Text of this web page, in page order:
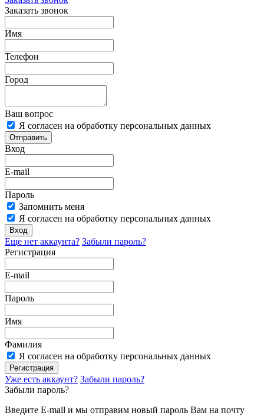
Заказать звонок
Имя
Телефон
Город
Ваш вопрос
Я согласен на обработку персональных данных
Отправить
Вход
E-mail
Пароль
Запомнить меня
Я согласен на обработку персональных данных
Вход
Еще нет аккаунта? Забыли пароль?
Регистрация
E-mail
Пароль
Имя
Фамилия
Я согласен на обработку персональных данных
Регистрация
Уже есть аккаунт? Забыли пароль?
Забыли пароль?
Введите E-mail и мы отправим новый пароль Вам на почту